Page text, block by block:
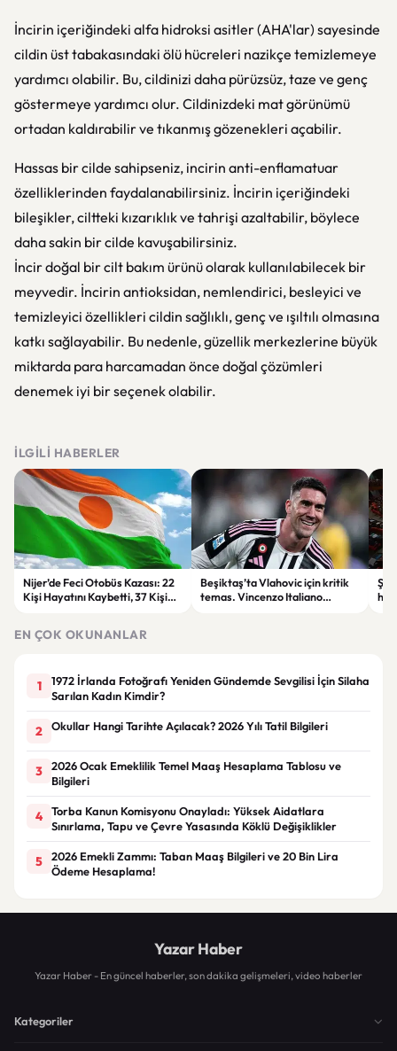
İncirin içeriğindeki alfa hidroksi asitler (AHA'lar) sayesinde
cildin üst tabakasındaki ölü hücreleri nazikçe temizlemeye
yardımcı olabilir. Bu, cildinizi daha pürüzsüz, taze ve genç
göstermeye yardımcı olur. Cildinizdeki mat görünümü
ortadan kaldırabilir ve tıkanmış gözenekleri açabilir.
Hassas bir cilde sahipseniz, incirin anti-enflamatuar
özelliklerinden faydalanabilirsiniz. İncirin içeriğindeki
bileşikler, ciltteki kızarıklık ve tahrişi azaltabilir, böylece
daha sakin bir cilde kavuşabilirsiniz.
İncir doğal bir cilt bakım ürünü olarak kullanılabilecek bir
meyvedir. İncirin antioksidan, nemlendirici, besleyici ve
temizleyici özellikleri cildin sağlıklı, genç ve ışıltılı olmasına
katkı sağlayabilir. Bu nedenle, güzellik merkezlerine büyük
miktarda para harcamadan önce doğal çözümleri
denemek iyi bir seçenek olabilir.
İLGILI HABERLER
Nijer’de Feci Otobüs Kazası: 22
Kişi Hayatını Kaybetti, 37 Kişi
Beşiktaş’ta Vlahovic için kritik
temas. Vincenzo Italiano
EN ÇOK OKUNANLAR
1
1972 İrlanda Fotoğrafı Yeniden Gündemde Sevgilisi İçin Silaha
Sarılan Kadın Kimdir?
2 Okullar Hangi Tarihte Açılacak? 2026 Yılı Tatil Bilgileri
3
2026 Ocak Emeklilik Temel Maaş Hesaplama Tablosu ve
Bilgileri
4
Torba Kanun Komisyonu Onayladı: Yüksek Aidatlara
Sınırlama, Tapu ve Çevre Yasasında Köklü Değişiklikler
5
2026 Emekli Zammı: Taban Maaş Bilgileri ve 20 Bin Lira
Ödeme Hesaplama!
Yazar Haber
Yazar Haber - En güncel haberler, son dakika gelişmeleri, video haberler
Kategoriler